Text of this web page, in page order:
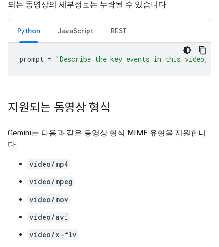
되는 동영상의 세부정보는 누락될 수 있습니다.
Python JavaScript REST
prompt = "Describe the key events in this video,
지원되는 동영상 형식
Gemini는 다음과 같은 동영상 형식 MIME 유형을 지원합니
다.
video/mp4
video/mpeg
video/mov
video/avi
video/x-flv